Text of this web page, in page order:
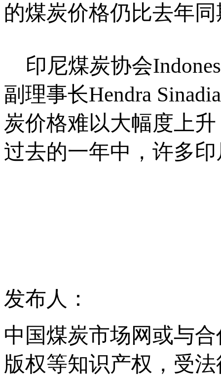
的煤炭价格仍比去年
印尼煤炭协会
副理事长Hendra
炭价格难以大幅度上
过去的一年中，许多
发布人：
中国煤炭市场网或与
版权等知识产权，受